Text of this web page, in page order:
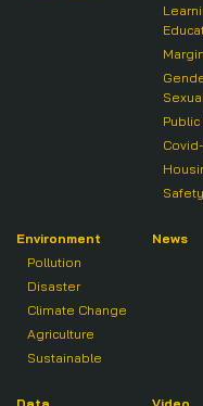
Safety
Environment
Pollution
Disaster
Climate Change
Agriculture
Sustainable
News
Data Video